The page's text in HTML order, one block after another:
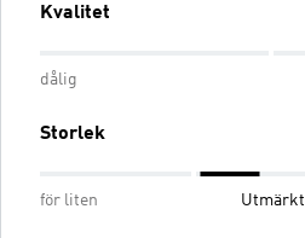
Kvalitet
dålig
Storlek
för liten Utmärkt